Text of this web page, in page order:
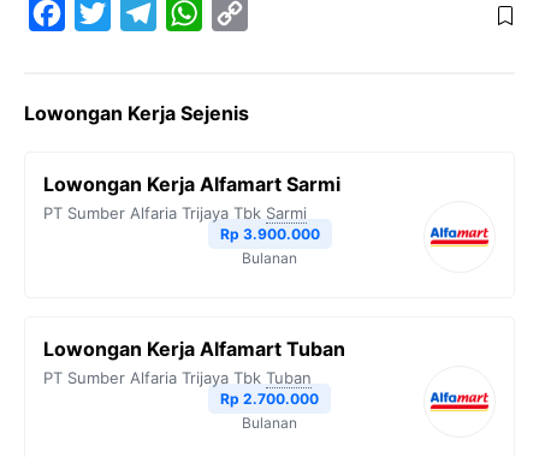
e
o
t
e
e
r
W
t
A
p
y
i
n
k
Lowongan Kerja Sejenis
Lowongan Kerja Alfamart Sarmi
PT Sumber Alfaria Trijaya Tbk Sarmi
Rp 3.900.000
Bulanan
Lowongan Kerja Alfamart Tuban
PT Sumber Alfaria Trijaya Tbk Tuban
Rp 2.700.000
Bulanan